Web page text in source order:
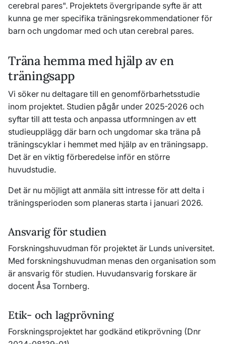
cerebral pares". Projektets övergripande syfte är att
kunna ge mer specifika träningsrekommendationer för
barn och ungdomar med och utan cerebral pares.
Träna hemma med hjälp av en
träningsapp
Vi söker nu deltagare till en genomförbarhetsstudie
inom projektet. Studien pågår under 2025-2026 och
syftar till att testa och anpassa utformningen av ett
studieupplägg där barn och ungdomar ska träna på
träningscyklar i hemmet med hjälp av en träningsapp.
Det är en viktig förberedelse inför en större
huvudstudie.
Det är nu möjligt att anmäla sitt intresse för att delta i
träningsperioden som planeras starta i januari 2026.
Ansvarig för studien
Forskningshuvudman för projektet är Lunds universitet.
Med forskningshuvudman menas den organisation som
är ansvarig för studien. Huvudansvarig forskare är
docent Åsa Tornberg.
Etik- och lagprövning
Forskningsprojektet har godkänd etikprövning (Dnr